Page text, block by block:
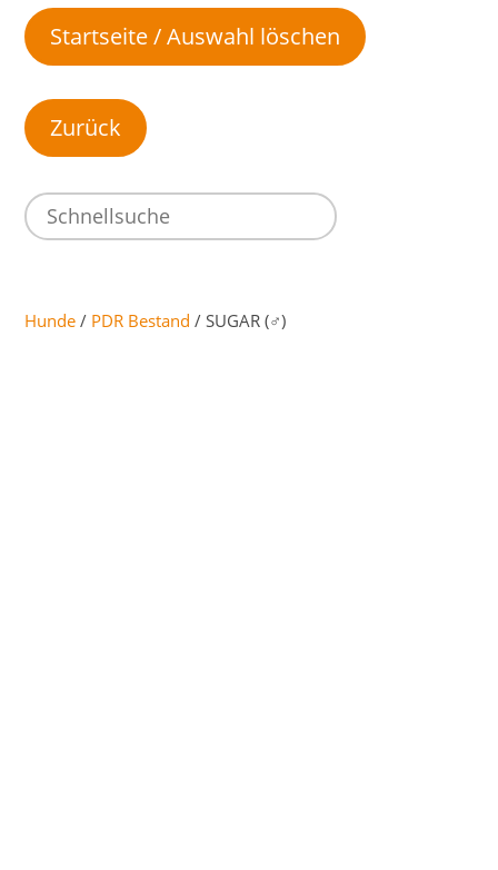
Startseite / Auswahl löschen
Hunde / PDR Bestand / SUGAR (♂)